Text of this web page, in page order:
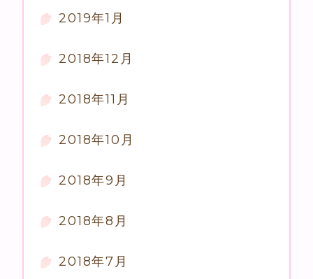
2019年1月
2018年12月
2018年11月
2018年10月
2018年9月
2018年8月
2018年7月